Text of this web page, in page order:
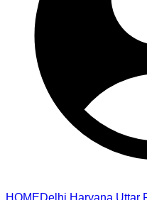
HOMEDelhi Haryana Uttar